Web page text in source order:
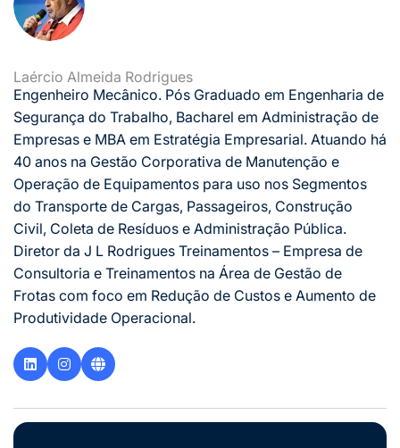
Laércio Almeida Rodrigues
Engenheiro Mecânico. Pós Graduado em Engenharia de
Segurança do Trabalho, Bacharel em Administração de
Empresas e MBA em Estratégia Empresarial. Atuando há
40 anos na Gestão Corporativa de Manutenção e
Operação de Equipamentos para uso nos Segmentos
do Transporte de Cargas, Passageiros, Construção
Civil, Coleta de Resíduos e Administração Pública.
Diretor da J L Rodrigues Treinamentos – Empresa de
Consultoria e Treinamentos na Área de Gestão de
Frotas com foco em Redução de Custos e Aumento de
Produtividade Operacional.